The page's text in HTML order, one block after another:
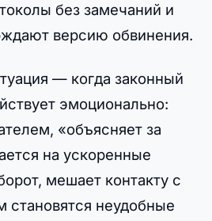
без замечаний и
версию обвинения.
— когда законный
эмоционально:
«объясняет за
на ускоренные
мешает контакту с
становятся неудобные